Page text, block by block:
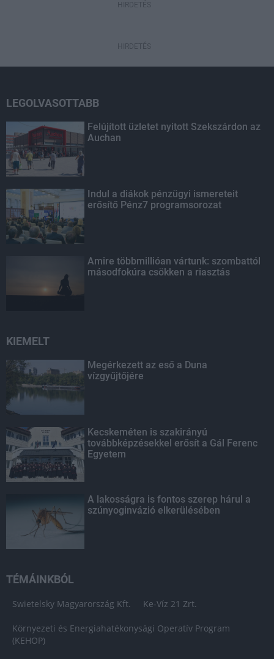
HIRDETÉS
HIRDETÉS
LEGOLVASOTTABB
Felújított üzletet nyitott Szekszárdon az
Auchan
Indul a diákok pénzügyi ismereteit
erősítő Pénz7 programsorozat
Amire többmillióan vártunk: szombattól
másodfokúra csökken a riasztás
KIEMELT
Megérkezett az eső a Duna
vízgyűjtőjére
Kecskeméten is szakirányú
továbbképzésekkel erősít a Gál Ferenc
Egyetem
A lakosságra is fontos szerep hárul a
szúnyoginvázió elkerülésében
TÉMÁINKBÓL
Swietelsky Magyarország Kft. Ke-Víz 21 Zrt.
Környezeti és Energiahatékonysági Operatív Program
(KEHOP)